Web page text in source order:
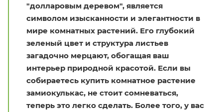
"долларовым деревом", является
символом изысканности и элегантности в
мире комнатных растений. Его глубокий
зеленый цвет и структура листьев
загадочно мерцают, обогащая ваш
интерьер природной красотой. Если вы
собираетесь купить комнатное растение
замиокулькас, не стоит сомневаться,
теперь это легко сделать. Более того, у вас